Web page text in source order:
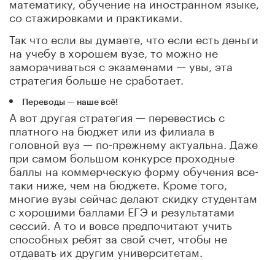
со стажировками и практиками.
Так что если вы думаете, что если есть деньги
на учебу в хорошем вузе, то можно не
заморачиваться с экзаменами — увы, эта
стратегия больше не сработает.
Переводы — наше всё!
А вот другая стратегия — перевестись с
платного на бюджет или из филиала в
головной вуз — по-прежнему актуальна. Даже
при самом большом конкурсе проходные
баллы на коммерческую форму обучения все-
таки ниже, чем на бюджете. Кроме того,
многие вузы сейчас делают скидку студентам
с хорошими баллами ЕГЭ и результатами
сессий. А то и вовсе предпочитают учить
способных ребят за свой счет, чтобы не
отдавать их другим университетам.